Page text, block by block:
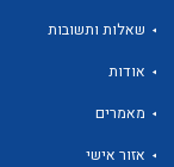
לכל מוצרי היצרןשאלות ותשובות
אודות
מאמרים
אזור אישי